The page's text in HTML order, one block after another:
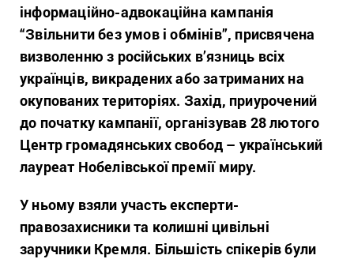
інформаційно-адвокаційна кампанія
“Звільнити без умов і обмінів”, присвячена
визволенню з російських в’язниць всіх
українців, викрадених або затриманих на
окупованих територіях. Захід, приурочений
до початку кампанії, організував 28 лютого
Центр громадянських свобод – український
лауреат Нобелівської премії миру.
У ньому взяли участь експерти-
правозахисники та колишні цивільні
заручники Кремля. Більшість спікерів були